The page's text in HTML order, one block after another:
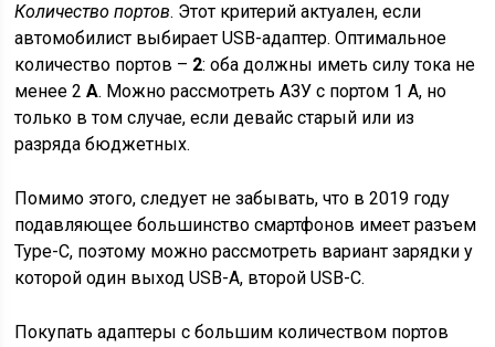
Количество портов. Этот критерий актуален, если
автомобилист выбирает USB-адаптер. Оптимальное
количество портов – 2: оба должны иметь силу тока не
менее 2 А. Можно рассмотреть АЗУ с портом 1 А, но
только в том случае, если девайс старый или из
разряда бюджетных.
Помимо этого, следует не забывать, что в 2019 году
подавляющее большинство смартфонов имеет разъем
Type-C, поэтому можно рассмотреть вариант зарядки у
которой один выход USB-A, второй USB-C.
Покупать адаптеры с большим количеством портов